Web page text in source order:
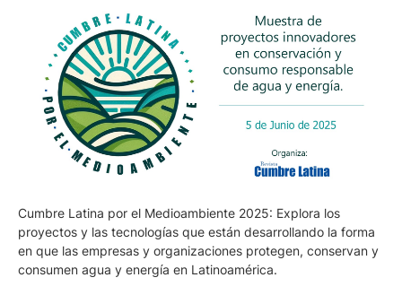
Cumbre Latina por el Medioambiente 2025: Explora los
proyectos y las tecnologías que están desarrollando la forma
en que las empresas y organizaciones protegen, conservan y
consumen agua y energía en Latinoamérica.